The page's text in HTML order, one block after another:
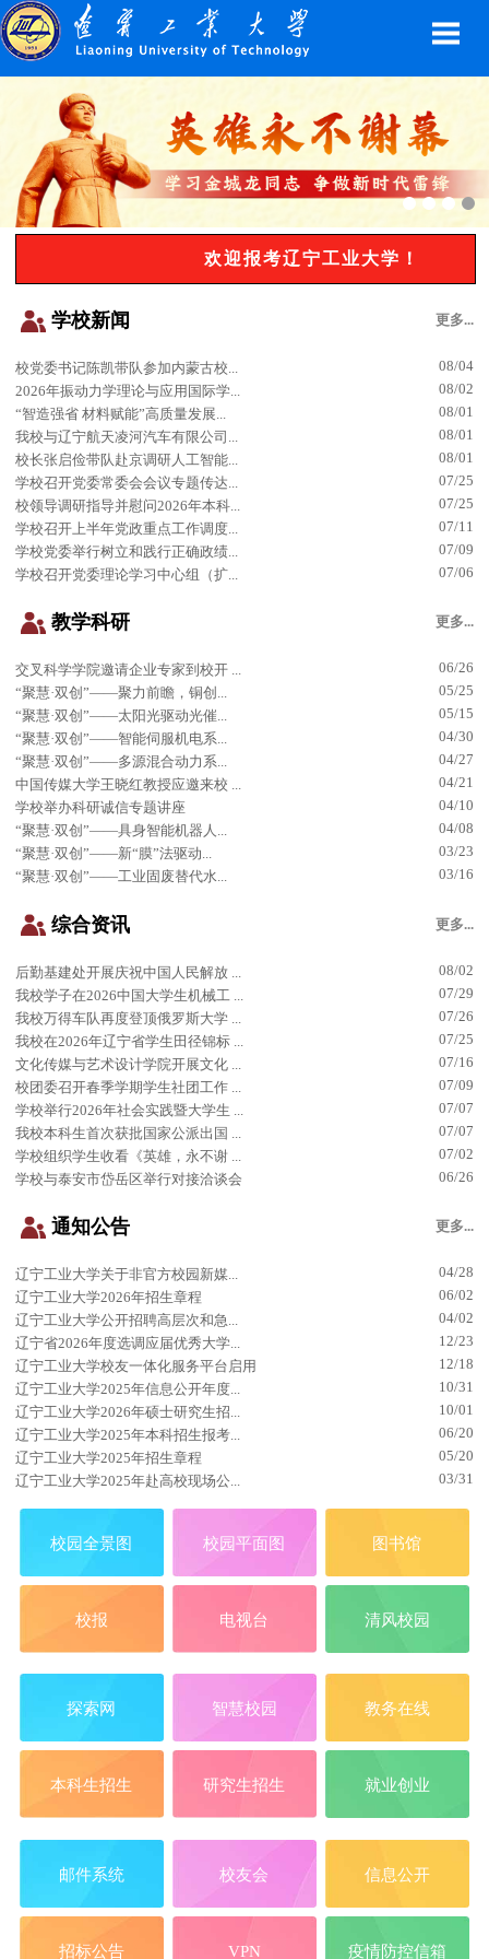
欢迎报考辽宁工业大学！
学校新闻 更多...
校党委书记陈凯带队参加内蒙古校...
08/04
2026年振动力学理论与应用国际学...
08/02
“智造强省 材料赋能”高质量发展...
08/01
我校与辽宁航天凌河汽车有限公司...
08/01
校长张启俭带队赴京调研人工智能...
08/01
学校召开党委常委会会议专题传达...
07/25
校领导调研指导并慰问2026年本科...
07/25
学校召开上半年党政重点工作调度...
07/11
学校党委举行树立和践行正确政绩...
07/09
学校召开党委理论学习中心组（扩...
07/06
教学科研 更多...
交叉科学学院邀请企业专家到校开 ...
06/26
“聚慧·双创”——聚力前瞻，铜创...
05/25
“聚慧·双创”——太阳光驱动光催...
05/15
“聚慧·双创”——智能伺服机电系...
04/30
“聚慧·双创”——多源混合动力系...
04/27
中国传媒大学王晓红教授应邀来校 ...
04/21
学校举办科研诚信专题讲座
04/10
“聚慧·双创”——具身智能机器人...
04/08
“聚慧·双创”——新“膜”法驱动...
03/23
“聚慧·双创”——工业固废替代水...
03/16
综合资讯 更多...
后勤基建处开展庆祝中国人民解放 ...
08/02
我校学子在2026中国大学生机械工 ...
07/29
我校万得车队再度登顶俄罗斯大学 ...
07/26
我校在2026年辽宁省学生田径锦标 ...
07/25
文化传媒与艺术设计学院开展文化 ...
07/16
校团委召开春季学期学生社团工作 ...
07/09
学校举行2026年社会实践暨大学生 ...
07/07
我校本科生首次获批国家公派出国 ...
07/07
学校组织学生收看《英雄，永不谢 ...
07/02
学校与泰安市岱岳区举行对接洽谈会
06/26
通知公告 更多...
辽宁工业大学关于非官方校园新媒...
04/28
辽宁工业大学2026年招生章程
06/02
辽宁工业大学公开招聘高层次和急...
04/02
辽宁省2026年度选调应届优秀大学...
12/23
辽宁工业大学校友一体化服务平台启用
12/18
辽宁工业大学2025年信息公开年度...
10/31
辽宁工业大学2026年硕士研究生招...
10/01
辽宁工业大学2025年本科招生报考...
06/20
辽宁工业大学2025年招生章程
05/20
辽宁工业大学2025年赴高校现场公...
03/31
校园全景图 校园平面图 图书馆
校报 电视台 清风校园
探索网 智慧校园 教务在线
本科生招生 研究生招生 就业创业
邮件系统 校友会 信息公开
招标公告 VPN 疫情防控信箱